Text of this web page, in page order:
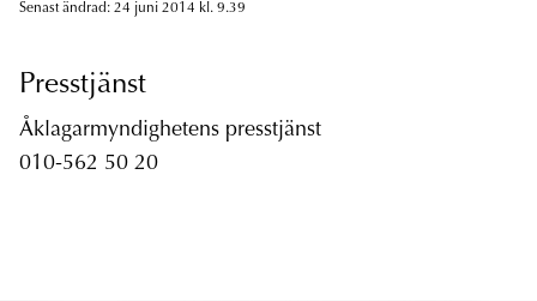
Senast ändrad: 24 juni 2014 kl. 9.39
Presstjänst
Åklagarmyndighetens presstjänst
010-562 50 20